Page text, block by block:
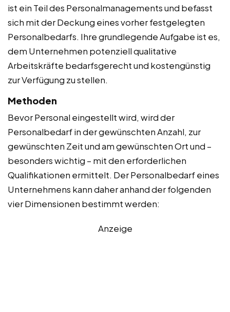
ist ein Teil des Personalmanagements und befasst
sich mit der Deckung eines vorher festgelegten
Personalbedarfs. Ihre grundlegende Aufgabe ist es,
dem Unternehmen potenziell qualitative
Arbeitskräfte bedarfsgerecht und kostengünstig
zur Verfügung zu stellen.
Methoden
Bevor Personal eingestellt wird, wird der
Personalbedarf in der gewünschten Anzahl, zur
gewünschten Zeit und am gewünschten Ort und –
besonders wichtig – mit den erforderlichen
Qualifikationen ermittelt. Der Personalbedarf eines
Unternehmens kann daher anhand der folgenden
vier Dimensionen bestimmt werden:
Anzeige